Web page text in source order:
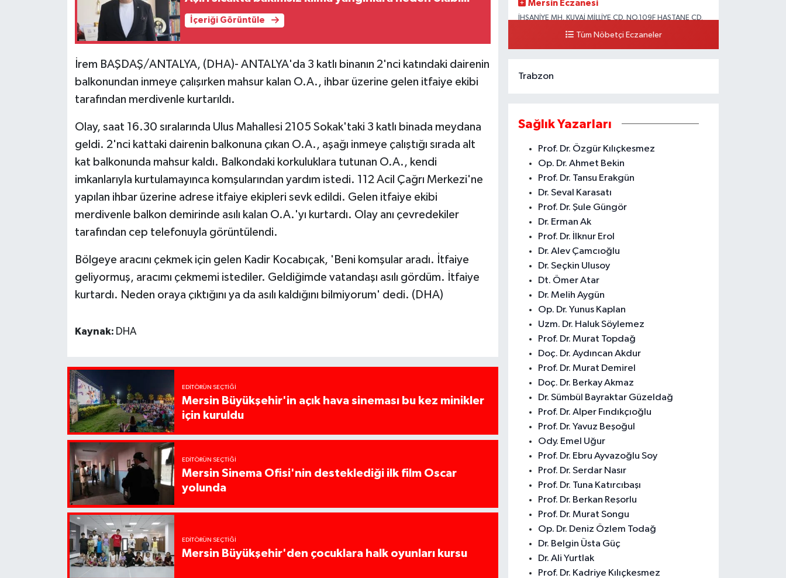
İçeriği Görüntüle
İrem BAŞDAŞ/ANTALYA, (DHA)- ANTALYA'da 3 katlı binanın 2'nci katındaki dairenin
balkonundan inmeye çalışırken mahsur kalan O.A., ihbar üzerine gelen itfaiye ekibi
tarafından merdivenle kurtarıldı.
Olay, saat 16.30 sıralarında Ulus Mahallesi 2105 Sokak'taki 3 katlı binada meydana
geldi. 2'nci kattaki dairenin balkonuna çıkan O.A., aşağı inmeye çalıştığı sırada alt
kat balkonunda mahsur kaldı. Balkondaki korkuluklara tutunan O.A., kendi
imkanlarıyla kurtulamayınca komşularından yardım istedi. 112 Acil Çağrı Merkezi'ne
yapılan ihbar üzerine adrese itfaiye ekipleri sevk edildi. Gelen itfaiye ekibi
merdivenle balkon demirinde asılı kalan O.A.'yı kurtardı. Olay anı çevredekiler
tarafından cep telefonuyla görüntülendi.
Bölgeye aracını çekmek için gelen Kadir Kocabıçak, 'Beni komşular aradı. İtfaiye
geliyormuş, aracımı çekmemi istediler. Geldiğimde vatandaşı asılı gördüm. İtfaiye
kurtardı. Neden oraya çıktığını ya da asılı kaldığını bilmiyorum' dedi. (DHA)
Kaynak: DHA
EDITÖRÜN SEÇTIĞI
Mersin Büyükşehir'in açık hava sineması bu kez minikler
için kuruldu
EDITÖRÜN SEÇTIĞI
Mersin Sinema Ofisi'nin desteklediği ilk film Oscar
yolunda
EDITÖRÜN SEÇTIĞI
Mersin Büyükşehir'den çocuklara halk oyunları kursu
Mersin Eczanesi
İHSANİYE MH. KUVAİ MİLLİYE CD. NO.109F HASTANE CD.
KURUÇEŞME ŞUBESİ KARŞISI AKDENİZ
Tüm Nöbetçi Eczaneler
Trabzon
Sağlık Yazarları
Prof. Dr. Özgür Kılıçkesmez
Op. Dr. Ahmet Bekin
Prof. Dr. Tansu Erakgün
Dr. Seval Karasatı
Prof. Dr. Şule Güngör
Dr. Erman Ak
Prof. Dr. İlknur Erol
Dr. Alev Çamcıoğlu
Dr. Seçkin Ulusoy
Dt. Ömer Atar
Dr. Melih Aygün
Op. Dr. Yunus Kaplan
Uzm. Dr. Haluk Söylemez
Prof. Dr. Murat Topdağ
Doç. Dr. Aydıncan Akdur
Prof. Dr. Murat Demirel
Doç. Dr. Berkay Akmaz
Dr. Sümbül Bayraktar Güzeldağ
Prof. Dr. Alper Fındıkçıoğlu
Prof. Dr. Yavuz Beşoğul
Ody. Emel Uğur
Prof. Dr. Ebru Ayvazoğlu Soy
Prof. Dr. Serdar Nasır
Prof. Dr. Tuna Katırcıbaşı
Prof. Dr. Berkan Reşorlu
Prof. Dr. Murat Songu
Op. Dr. Deniz Özlem Todağ
Dr. Belgin Üsta Güç
Dr. Ali Yurtlak
Prof. Dr. Kadriye Kılıçkesmez